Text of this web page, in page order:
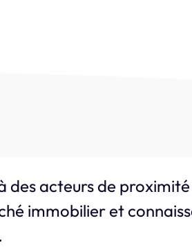
des acteurs de proximité
immobilier et